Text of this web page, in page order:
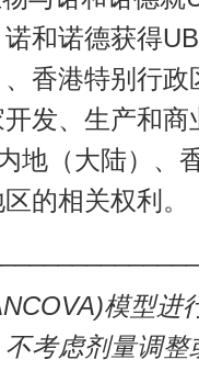
和诺德获得
、香港特别行
发、生产和
地（大陆）、
的相关权利。
模型进
考虑剂量调